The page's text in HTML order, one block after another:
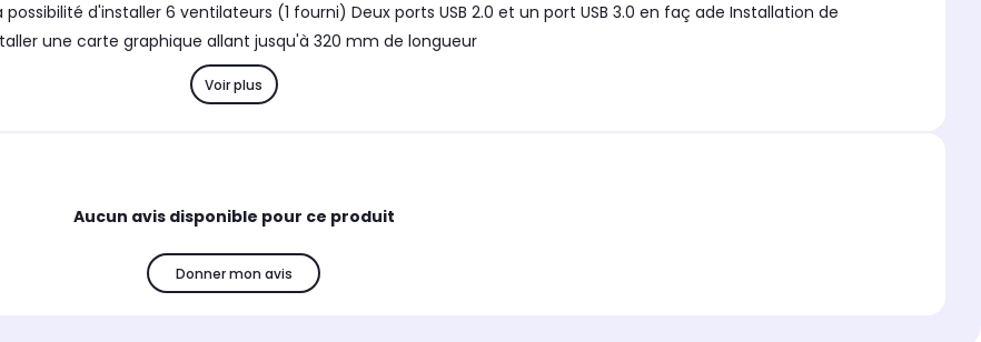
d'installer 6 ventilateurs (1 fourni) Deux ports USB 2.0 et un port USB 3.0 en faç ade Installation de
une carte graphique allant jusqu'à 320 mm de longueur
Voir plus
Aucun avis disponible pour ce produit
Donner mon avis